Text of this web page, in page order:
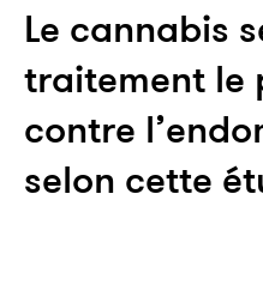
Le cannabis
traitement le
contre
selon cette